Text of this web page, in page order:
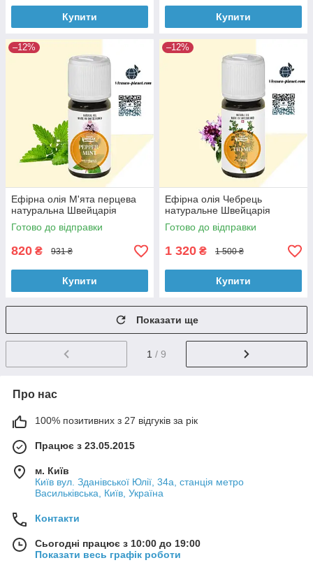
Купити Купити
–12%
Ефірна олія М'ята перцева
натуральна Швейцарія
Готово до відправки
820 ₴ 931 ₴
Купити
–12%
Ефірна олія Чебрець
натуральне Швейцарія
Готово до відправки
1 320 ₴ 1 500 ₴
Купити
Показати ще
1 / 9
Про нас
100% позитивних з 27 відгуків за рік
Працює з 23.05.2015
м. Київ
Київ вул. Зданівської Юлії, 34а, станція метро
Васильківська, Київ, Україна
Контакти
Сьогодні працює з 10:00 до 19:00
Показати весь графік роботи